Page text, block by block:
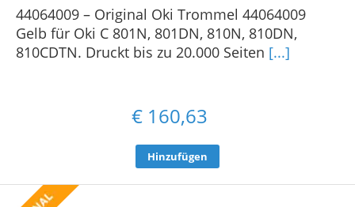
44064009 – Original Oki Trommel 44064009
Gelb für Oki C 801N, 801DN, 810N, 810DN,
810CDTN. Druckt bis zu 20.000 Seiten [...]
€ 160,63
Hinzufügen